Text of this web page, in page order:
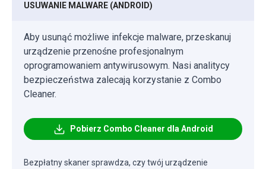
USUWANIE MALWARE (ANDROID)
Aby usunąć możliwe infekcje malware, przeskanuj
urządzenie przenośne profesjonalnym
oprogramowaniem antywirusowym. Nasi analitycy
bezpieczeństwa zalecają korzystanie z Combo
Cleaner.
Pobierz Combo Cleaner dla Android
Bezpłatny skaner sprawdza, czy twój urządzenie